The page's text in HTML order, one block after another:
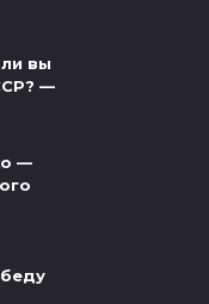
вы
—
—